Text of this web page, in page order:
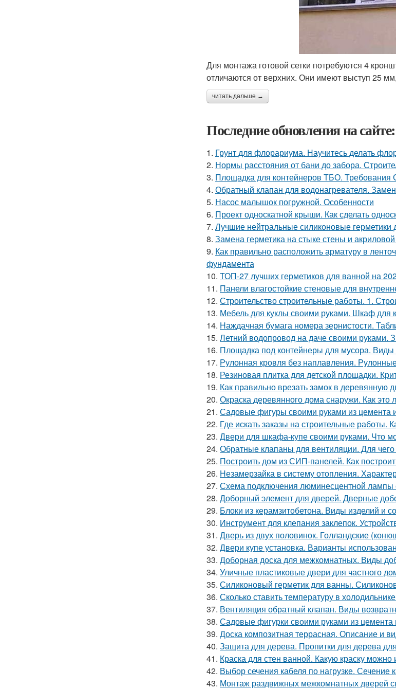
Для монтажа готовой сетки потребуются 4
отличаются от верхних. Они имеют выступ 25
читать дальше →
Последние обновления на сайте:
1. Грунт для флорариума. Научитесь делать
2. Нормы расстояния от бани до забора.
3. Площадка для контейнеров ТБО.
4. Обратный клапан для водонагревателя.
5. Насос малышок погружной. Особенности
6. Проект односкатной крыши. Как сделать
7. Лучшие нейтральные силиконовые герметики
8. Замена герметика на стыке стены и
9. Как правильно расположить арматуру в
фундамента
10. ТОП-27 лучших герметиков для ванной на
11. Панели влагостойкие стеновые для
12. Строительство строительные работы. 1.
13. Мебель для куклы своими руками. Шкаф для
14. Наждачная бумага номера зернистости.
15. Летний водопровод на даче своими руками.
16. Площадка под контейнеры для мусора.
17. Рулонная кровля без наплавления.
18. Резиновая плитка для детской площадки.
19. Как правильно врезать замок в деревянную
20. Окраска деревянного дома снаружи. Как это
21. Садовые фигуры своими руками из цемента
22. Где искать заказы на строительные работы.
23. Двери для шкафа-купе своими руками. Что
24. Обратные клапаны для вентиляции. Для
25. Построить дом из СИП-панелей. Как
26. Незамерзайка в систему отопления.
27. Схема подключения люминесцентной
28. Доборный элемент для дверей. Дверные
29. Блоки из керамзитобетона. Виды изделий и
30. Инструмент для клепания заклепок.
31. Дверь из двух половинок. Голландские
32. Двери купе установка. Варианты
33. Доборная доска для межкомнатных. Виды
34. Уличные пластиковые двери для частного
35. Силиконовый герметик для ванны.
36. Сколько ставить температуру в
37. Вентиляция обратный клапан. Виды
38. Садовые фигурки своими руками из цемента
39. Доска композитная террасная. Описание и
40. Защита для дерева. Пропитки для дерева
41. Краска для стен ванной. Какую краску можно
42. Выбор сечения кабеля по нагрузке. Сечение
43. Монтаж раздвижных межкомнатных дверей